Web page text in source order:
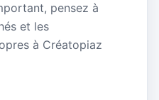
pensez à
et les
à Créatopiaz